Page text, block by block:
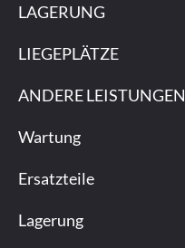
LAGERUNG
LIEGEPLÄTZE
ANDERE LEISTUNGEN
Wartung
Ersatzteile
Lagerung